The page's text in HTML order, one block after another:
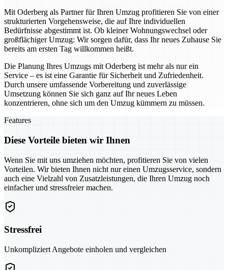
Mit Oderberg als Partner für Ihren Umzug profitieren Sie von einer
strukturierten Vorgehensweise, die auf Ihre individuellen
Bedürfnisse abgestimmt ist. Ob kleiner Wohnungswechsel oder
großflächiger Umzug: Wir sorgen dafür, dass Ihr neues Zuhause Sie
bereits am ersten Tag willkommen heißt.
Die Planung Ihres Umzugs mit Oderberg ist mehr als nur ein
Service – es ist eine Garantie für Sicherheit und Zufriedenheit.
Durch unsere umfassende Vorbereitung und zuverlässige
Umsetzung können Sie sich ganz auf Ihr neues Leben
konzentrieren, ohne sich um den Umzug kümmern zu müssen.
Features
Diese Vorteile bieten wir Ihnen
Wenn Sie mit uns umziehen möchten, profitieren Sie von vielen
Vorteilen. Wir bieten Ihnen nicht nur einen Umzugsservice, sondern
auch eine Vielzahl von Zusatzleistungen, die Ihren Umzug noch
einfacher und stressfreier machen.
Stressfrei
Unkompliziert Angebote einholen und vergleichen